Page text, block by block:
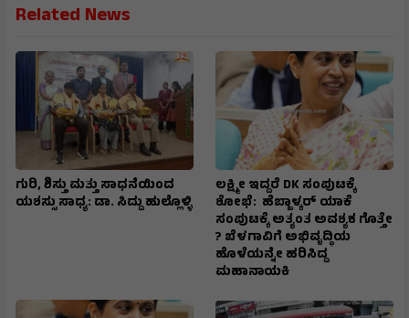
Related News
ಗುರಿ, ಶಿಸ್ತು ಮತ್ತು ಸಾಧನೆಯಿಂದ
ಯಶಸ್ಸು ಸಾಧ್ಯ: ಡಾ. ಸಿದ್ದು ಹುಲ್ಲೊಳ್ಳಿ
ಲಕ್ಷ್ಮೀ ಇದ್ದರೆ DK ಸಂಪುಟಕ್ಕೆ
ಶೋಭೆ: ಹೆಬ್ಬಾಳ್ಕರ್ ಯಾಕೆ
ಸಂಪುಟಕ್ಕೆ ಅತ್ಯಂತ ಅವಶ್ಯಕ ಗೊತ್ತೇ
? ಬೆಳಗಾವಿಗೆ ಅಭಿವೃದ್ಧಿಯ
ಹೊಳೆಯನ್ನೇ ಹರಿಸಿದ್ದ
ಮಹಾನಾಯಕಿ